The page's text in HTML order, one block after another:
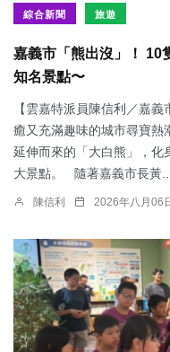
綜合新聞 旅遊
嘉義市「熊出沒」！ 10
知名景點〜
【雲嘉特派員陳信利／嘉
癒又充滿趣味的城市尋寶熱
延伸而來的「大白熊」，化
大景點。 隨著嘉義市長黃
陳信利 2026年八月06